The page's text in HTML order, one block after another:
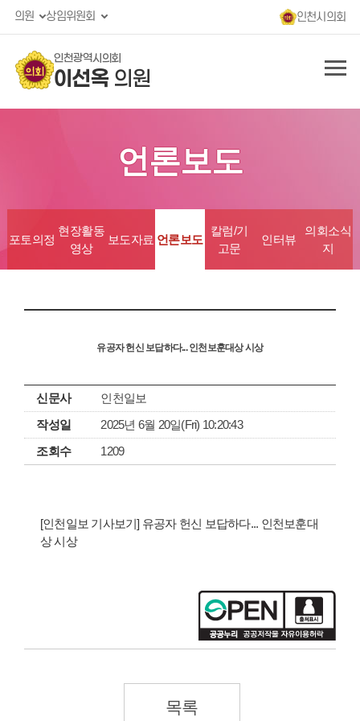
의원 상임위원회 인천시의회
인천광역시의회
이선옥 의원
언론보도
포토의정
현장활동
영상
보도자료 언론보도
칼럼/기
고문
인터뷰
의회소식
지
유공자 헌신 보답하다... 인천보훈대상 시상
신문사
인천일보
작성일
2025년 6월 20일(Fri) 10:20:43
조회수
1209
[인천일보 기사보기] 유공자 헌신 보답하다... 인천보훈대
상 시상
목록